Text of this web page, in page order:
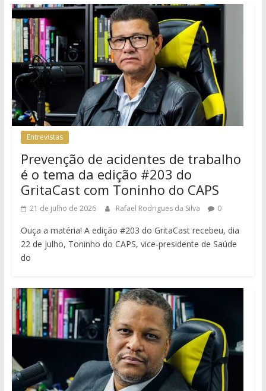
Entrevistas
Prevenção de acidentes de trabalho
é o tema da edição #203 do
GritaCast com Toninho do CAPS
21 de julho de 2026 Rafael Rodrigues da Silva 0
Ouça a matéria! A edição #203 do GritaCast recebeu, dia
22 de julho, Toninho do CAPS, vice-presidente de Saúde
do